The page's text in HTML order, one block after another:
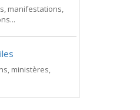
manifestations,
ministères,